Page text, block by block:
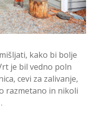
kako bi bolje
je bil vedno poln
cevi za zalivanje,
razmetano in nikoli